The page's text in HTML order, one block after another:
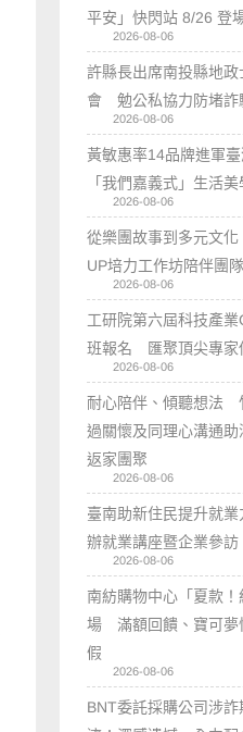
平安」快閃站 8/26 登
2026-08-06
許縣長出席南投縣地政
會 勉公私協力防堵詐
2026-08-06
黃敏惠率14品牌進軍
「我們嘉義式」生活
2026-08-06
從樂團故事到多元文
UP培力工作坊陪伴團
2026-08-06
工研院第六屆科技產
班報名 匯聚頂尖專家
2026-08-06
耐心陪伴、傾聽想法
過關懷及同理心溝通
返家團聚
2026-08-06
臺南助新住民提升就
辦就業講座暨企業參訪
2026-08-06
南紡購物中心「夏款
場 滿額回饋、寶可夢
假
2026-08-06
BNT委託採購公司涉